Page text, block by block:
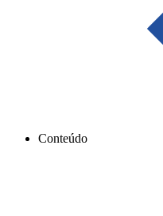
Conteúdo